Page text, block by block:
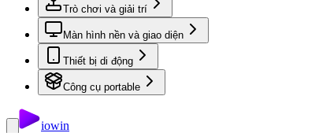
Trò chơi và giải trí
Màn hình nền và giao diện
Thiết bị di động
Công cụ portable
iowin